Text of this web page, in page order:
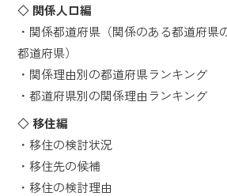
◇ 関係人口編
・関係都道府県（関係のある都道府県
都道府県）
・関係理由別の都道府県ランキング
・都道府県別の関係理由ランキング
◇ 移住編
・移住の検討状況
・移住先の候補
・移住の検討理由